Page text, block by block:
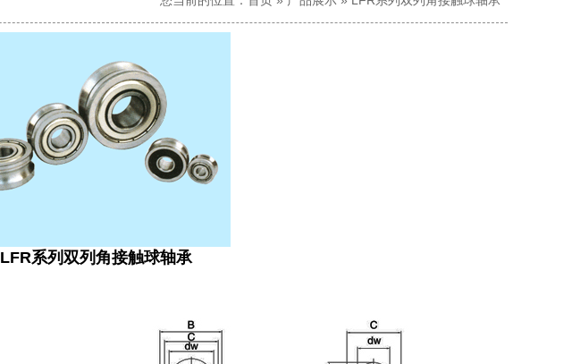
LFR系列双列角接触球轴承